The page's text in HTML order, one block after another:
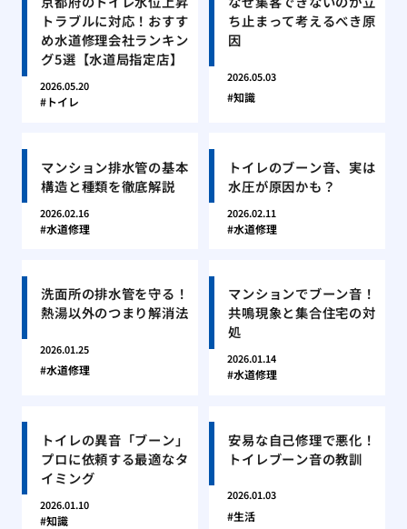
トラブルに対応！おすす
め水道修理会社ランキン
グ5選【水道局指定店】
2026.05.20
トイレ
ち止まって考えるべき原
因
2026.05.03
知識
マンション排水管の基本
構造と種類を徹底解説
2026.02.16
水道修理
トイレのブーン音、実は
水圧が原因かも？
2026.02.11
水道修理
洗面所の排水管を守る！
熱湯以外のつまり解消法
2026.01.25
水道修理
マンションでブーン音！
共鳴現象と集合住宅の対
処
2026.01.14
水道修理
トイレの異音「ブーン」
プロに依頼する最適なタ
イミング
2026.01.10
知識
安易な自己修理で悪化！
トイレブーン音の教訓
2026.01.03
生活